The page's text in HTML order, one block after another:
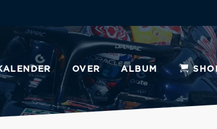
OVER ALBUM